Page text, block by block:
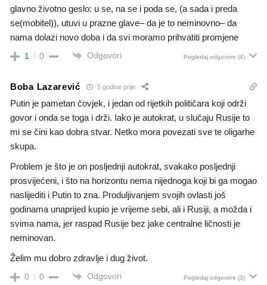
glavno životno geslo: u se, na se i poda se, (a sada i preda
se(mobitel)), utuvi u prazne glave– da je to neminovno– da
nama dolazi novo doba i da svi moramo prihvatiti promjene
1 0 Odgovori Pogledaj odgovore (4)
Boba Lazarević 5 godine prije
Putin je pametan čovjek, i jedan od rijetkih političara koji održi
govor i onda se toga i drži. Iako je autokrat, u slučaju Rusije to
mi se čini kao dobra stvar. Netko mora povezati sve te oligarhe
skupa.
Problem je što je on posljednji autokrat, svakako posljednji
prosvijećeni, i što na horizontu nema nijednoga koji bi ga mogao
naslijediti i Putin to zna. Produljivanjem svojih ovlasti još
godinama unaprijed kupio je vrijeme sebi, ali i Rusiji, a možda i
svima nama, jer raspad Rusije bez jake centralne ličnosti je
neminovan.
Želim mu dobro zdravlje i dug život.
0 0 Odgovori Pogledaj odgovore (3)